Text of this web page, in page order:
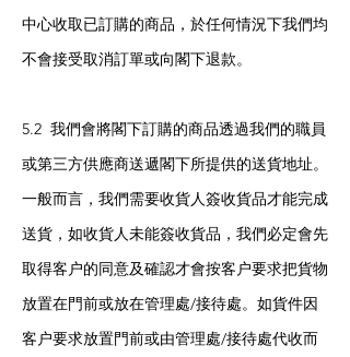
中心收取已訂購的商品，於任何情況下我們均
不會接受取消訂單或向閣下退款。
5.2 我們會將閣下訂購的商品透過我們的職員
或第三方供應商送遞閣下所提供的送貨地址。
一般而言，我們需要收貨人簽收貨品才能完成
送貨，如收貨人未能簽收貨品，我們必定會先
取得客户的同意及確認才會按客户要求把貨物
放置在門前或放在管理處/接待處。如貨件因
客户要求放置門前或由管理處/接待處代收而